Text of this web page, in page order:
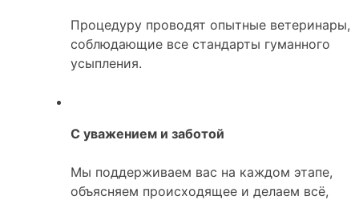
Процедуру проводят опытные ветеринары,
соблюдающие все стандарты гуманного
усыпления.
С уважением и заботой
Мы поддерживаем вас на каждом этапе,
объясняем происходящее и делаем всё,